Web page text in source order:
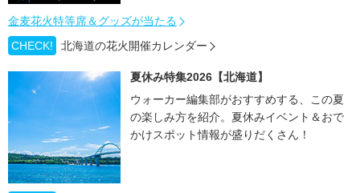
金麦花火特等席＆グッズが当たる
CHECK!
北海道の花火開催カレンダー
夏休み特集2026【北海道】
ウォーカー編集部がおすすめする、この夏
の楽しみ方を紹介。夏休みイベント＆おで
かけスポット情報が盛りだくさん！